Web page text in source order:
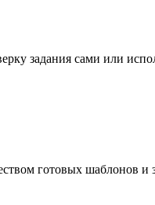
задания сами или
готовых шаблонов и